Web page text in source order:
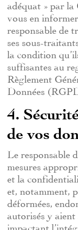
adéquat » par la
vous en
responsable de
ses sous-
la condition
suffisantes au
Règlement
Données
4.
de vos
Le responsable
mesures
et la
et, notamment,
déformées,
autorisés y aient
impactant